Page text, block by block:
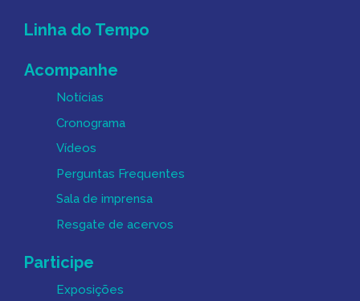
Linha do Tempo
Acompanhe
Notícias
Cronograma
Vídeos
Perguntas Frequentes
Sala de imprensa
Resgate de acervos
Participe
Exposições